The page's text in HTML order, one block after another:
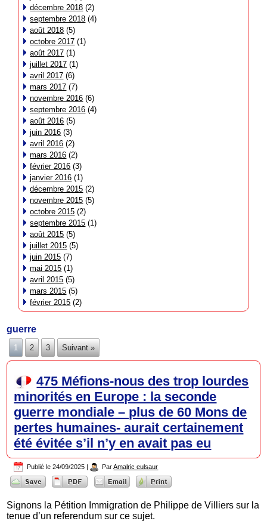
décembre 2018 (2)
septembre 2018 (4)
août 2018 (5)
octobre 2017 (1)
août 2017 (1)
juillet 2017 (1)
avril 2017 (6)
mars 2017 (7)
novembre 2016 (6)
septembre 2016 (4)
août 2016 (5)
juin 2016 (3)
avril 2016 (2)
mars 2016 (2)
février 2016 (3)
janvier 2016 (1)
décembre 2015 (2)
novembre 2015 (5)
octobre 2015 (2)
septembre 2015 (1)
août 2015 (5)
juillet 2015 (5)
juin 2015 (7)
mai 2015 (1)
avril 2015 (5)
mars 2015 (5)
février 2015 (2)
guerre
1 2 3 Suivant »
475 Méfions-nous des trop lourdes
minorités en Europe : la seconde
guerre mondiale – plus de 60 Mons de
pertes humaines- aurait certainement
été évitée s’il n’y en avait pas eu
Publié le 24/09/2025 | Par Amalric eulsaur
Signons la Pétition Immigration de Philippe de Villiers sur la
tenue d’un referendum sur ce sujet.